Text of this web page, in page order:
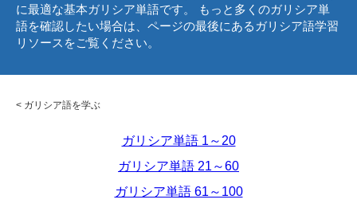
に最適な基本ガリシア単語です。 もっと多くのガリシア単
語を確認したい場合は、ページの最後にあるガリシア語学習
リソースをご覧ください。
< ガリシア語を学ぶ
ガリシア単語 1～20
ガリシア単語 21～60
ガリシア単語 61～100